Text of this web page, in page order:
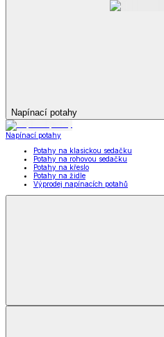
Napínací potahy
Napínací potahy
Potahy na klasickou sedačku
Potahy na rohovou sedačku
Potahy na křeslo
Potahy na židle
Výprodej napínacích potahů